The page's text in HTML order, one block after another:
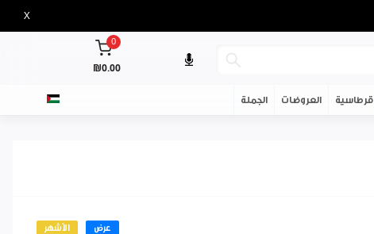
X
0
₪0.00
قرطاسية العروضات الجملة
الأشهر عرض